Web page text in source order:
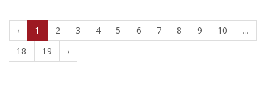
‹ 1 2 3 4 5 6 7 8 9 10
...
18
19 ›